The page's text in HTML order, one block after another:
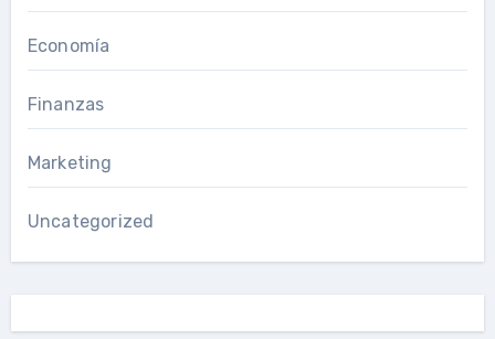
Economía
Finanzas
Marketing
Uncategorized